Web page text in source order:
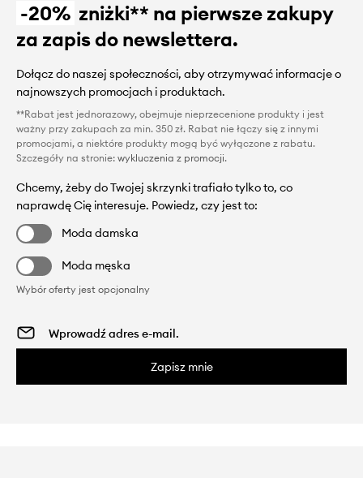
-20% zniżki** na pierwsze zakupy
za zapis do newslettera.
Dołącz do naszej społeczności, aby otrzymywać informacje o
najnowszych promocjach i produktach.
**Rabat jest jednorazowy, obejmuje nieprzecenione produkty i jest
ważny przy zakupach za min. 350 zł. Rabat nie łączy się z innymi
promocjami, a niektóre produkty mogą być wyłączone z rabatu.
Szczegóły na stronie: wykluczenia z promocji.
Chcemy, żeby do Twojej skrzynki trafiało tylko to, co
naprawdę Cię interesuje. Powiedz, czy jest to:
Moda damska
Moda męska
Wybór oferty jest opcjonalny
Zapisz mnie